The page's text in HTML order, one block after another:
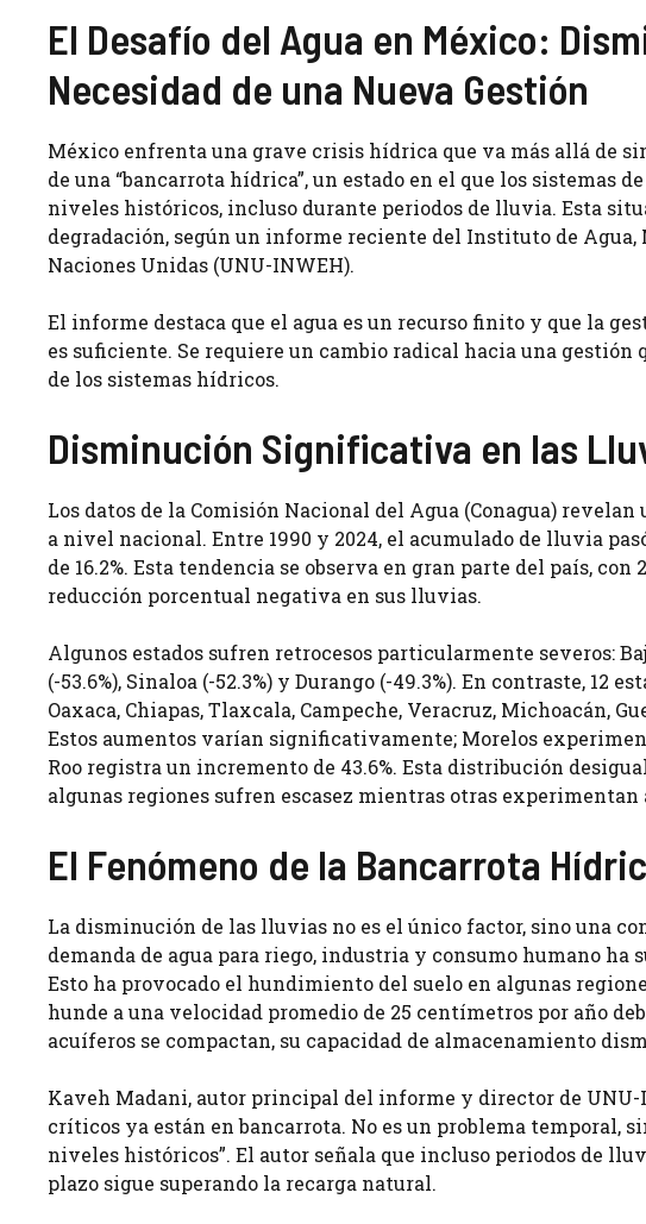
El Desafío del Agua en México:
Necesidad de una Nueva Gestión
México enfrenta una grave crisis hídrica que va más allá de
de una “bancarrota hídrica”, un estado en el que los sistemas
niveles históricos, incluso durante periodos de lluvia. Esta
degradación, según un informe reciente del Instituto de
Naciones Unidas (UNU-INWEH).
El informe destaca que el agua es un recurso finito y que la
es suficiente. Se requiere un cambio radical hacia una
de los sistemas hídricos.
Disminución Significativa en las
Los datos de la Comisión Nacional del Agua (Conagua)
a nivel nacional. Entre 1990 y 2024, el acumulado de lluvia
de 16.2%. Esta tendencia se observa en gran parte del país,
reducción porcentual negativa en sus lluvias.
Algunos estados sufren retrocesos particularmente severos:
(-53.6%), Sinaloa (-52.3%) y Durango (-49.3%). En contraste, 12
Oaxaca, Chiapas, Tlaxcala, Campeche, Veracruz, Michoacán,
Estos aumentos varían significativamente; Morelos
Roo registra un incremento de 43.6%. Esta distribución
algunas regiones sufren escasez mientras otras experimentan
El Fenómeno de la Bancarrota
La disminución de las lluvias no es el único factor, sino una
demanda de agua para riego, industria y consumo humano ha
Esto ha provocado el hundimiento del suelo en algunas
hunde a una velocidad promedio de 25 centímetros por año
acuíferos se compactan, su capacidad de almacenamiento
Kaveh Madani, autor principal del informe y director de
críticos ya están en bancarrota. No es un problema temporal,
niveles históricos”. El autor señala que incluso periodos de
plazo sigue superando la recarga natural.